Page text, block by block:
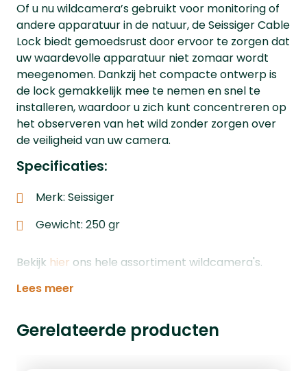
Of u nu wildcamera’s gebruikt voor monitoring of
andere apparatuur in de natuur, de Seissiger Cable
Lock biedt gemoedsrust door ervoor te zorgen dat
uw waardevolle apparatuur niet zomaar wordt
meegenomen. Dankzij het compacte ontwerp is
de lock gemakkelijk mee te nemen en snel te
installeren, waardoor u zich kunt concentreren op
het observeren van het wild zonder zorgen over
de veiligheid van uw camera.
Specificaties:
Merk: Seissiger
Gewicht: 250 gr
Bekijk hier ons hele assortiment wildcamera's.
Lees meer
Gerelateerde producten